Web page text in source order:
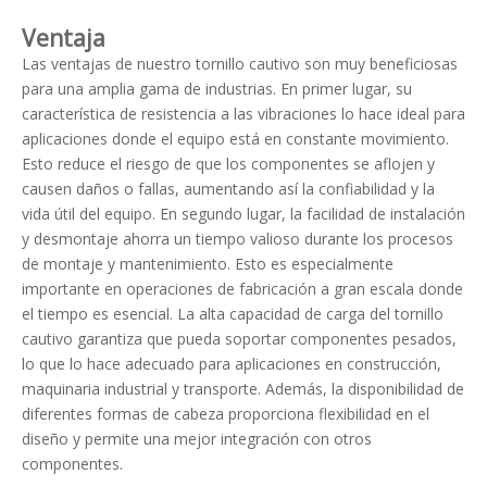
Ventaja
Las ventajas de nuestro tornillo cautivo son muy beneficiosas
para una amplia gama de industrias. En primer lugar, su
característica de resistencia a las vibraciones lo hace ideal para
aplicaciones donde el equipo está en constante movimiento.
Esto reduce el riesgo de que los componentes se aflojen y
causen daños o fallas, aumentando así la confiabilidad y la
vida útil del equipo. En segundo lugar, la facilidad de instalación
y desmontaje ahorra un tiempo valioso durante los procesos
de montaje y mantenimiento. Esto es especialmente
importante en operaciones de fabricación a gran escala donde
el tiempo es esencial. La alta capacidad de carga del tornillo
cautivo garantiza que pueda soportar componentes pesados,
lo que lo hace adecuado para aplicaciones en construcción,
maquinaria industrial y transporte. Además, la disponibilidad de
diferentes formas de cabeza proporciona flexibilidad en el
diseño y permite una mejor integración con otros
componentes.